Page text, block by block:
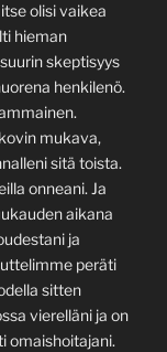
olisi vaikea
hieman
skeptisyys
henkilenö.
mukava,
sitä toista.
onneani. Ja
aikana
ja
peräti
sitten
vierelläni ja on
omaishoitajani.